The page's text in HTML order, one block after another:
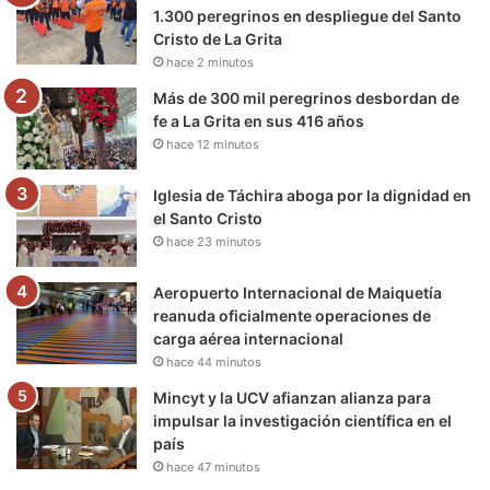
k
a
m
1.300 peregrinos en despliegue del Santo
Cristo de La Grita
hace 2 minutos
Más de 300 mil peregrinos desbordan de
fe a La Grita en sus 416 años
hace 12 minutos
Iglesia de Táchira aboga por la dignidad en
el Santo Cristo
hace 23 minutos
Aeropuerto Internacional de Maiquetía
reanuda oficialmente operaciones de
carga aérea internacional
hace 44 minutos
Mincyt y la UCV afianzan alianza para
impulsar la investigación científica en el
país
hace 47 minutos